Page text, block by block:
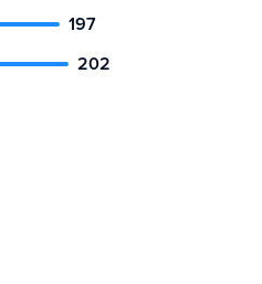
197
202